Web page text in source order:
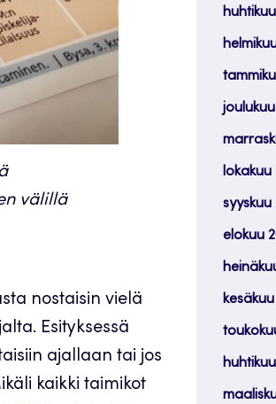
välillä
nostaisin vielä
Esityksessä
ajallaan tai jos
kaikki taimikot
joulukuu
lokakuu
syyskuu
elokuu
kesäkuu
huhtikuu